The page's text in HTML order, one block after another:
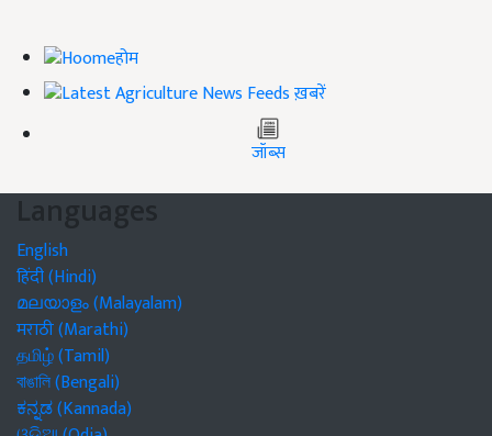
होम
ख़बरें
जॉब्स
Languages
English
हिंदी (Hindi)
മലയാളം (Malayalam)
मराठी (Marathi)
தமிழ் (Tamil)
বাঙালি (Bengali)
ಕನ್ನಡ (Kannada)